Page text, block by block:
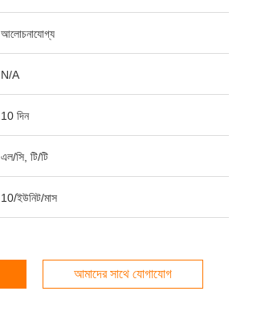
আলোচনাযোগ্য
N/A
10 দিন
এল/সি, টি/টি
10/ইউনিট/মাস
আমাদের সাথে যোগাযোগ